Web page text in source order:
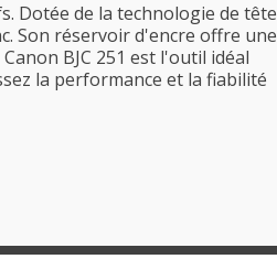
Dotée de la technologie de tête
Son réservoir d'encre offre une
BJC 251 est l'outil idéal
la performance et la fiabilité